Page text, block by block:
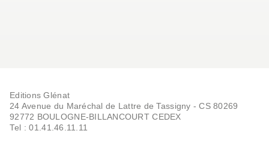
Editions Glénat
24 Avenue du Maréchal de Lattre de Tassigny - CS 80269
92772 BOULOGNE-BILLANCOURT CEDEX
Tel : 01.41.46.11.11